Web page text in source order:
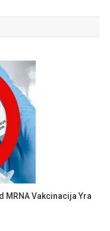
MRNA Vakcinacija Yra